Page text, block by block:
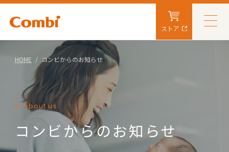
ストア
HOME コンビからのお知らせ
About us
コンビからのお知らせ